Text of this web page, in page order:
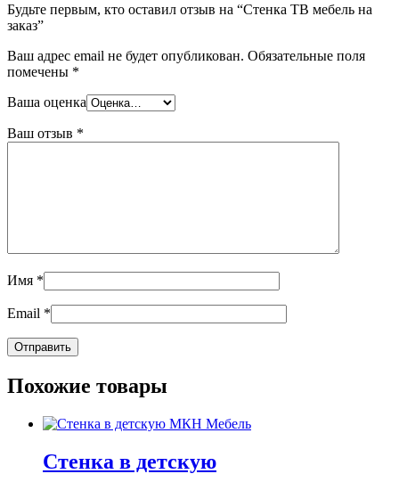
Будьте первым, кто оставил отзыв на “Стенка ТВ мебель на
заказ”
Ваш адрес email не будет опубликован. Обязательные поля
помечены *
Ваша оценка
Ваш отзыв *
Имя *
Email *
Похожие товары
Стенка в детскую